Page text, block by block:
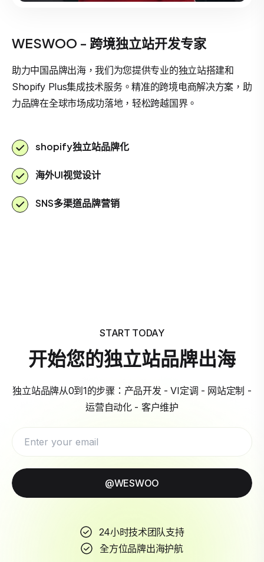
WESWOO - 跨境独立站开发专家
助力中国品牌出海，我们为您提供专业的独立站搭建和
Shopify Plus集成技术服务。精准的跨境电商解决方案，助
力品牌在全球市场成功落地，轻松跨越国界。
shopify独立站品牌化
海外UI视觉设计
SNS多渠道品牌营销
START TODAY
开始您的独立站品牌出海
独立站品牌从0到1的步骤：产品开发 - VI定调 - 网站定制 -
运营自动化 - 客户维护
@WESWOO
24小时技术团队支持
全方位品牌出海护航